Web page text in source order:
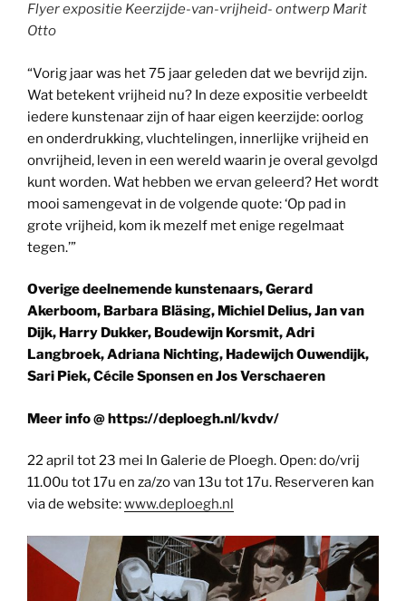
Flyer expositie Keerzijde-van-vrijheid- ontwerp Marit
Otto
“Vorig jaar was het 75 jaar geleden dat we bevrijd zijn.
Wat betekent vrijheid nu? In deze expositie verbeeldt
iedere kunstenaar zijn of haar eigen keerzijde: oorlog
en onderdrukking, vluchtelingen, innerlijke vrijheid en
onvrijheid, leven in een wereld waarin je overal gevolgd
kunt worden. Wat hebben we ervan geleerd? Het wordt
mooi samengevat in de volgende quote: ‘Op pad in
grote vrijheid, kom ik mezelf met enige regelmaat
tegen.’”
Overige deelnemende kunstenaars, Gerard
Akerboom, Barbara Bläsing, Michiel Delius, Jan van
Dijk, Harry Dukker, Boudewijn Korsmit, Adri
Langbroek, Adriana Nichting, Hadewijch Ouwendijk,
Sari Piek, Cécile Sponsen en Jos Verschaeren
Meer info @ https://deploegh.nl/kvdv/
22 april tot 23 mei In Galerie de Ploegh. Open: do/vrij
11.00u tot 17u en za/zo van 13u tot 17u. Reserveren kan
via de website:www.deploegh.nl